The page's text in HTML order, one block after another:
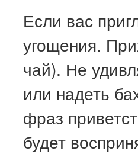
Если вас
угощения.
чай). Не
или надеть
фраз
будет